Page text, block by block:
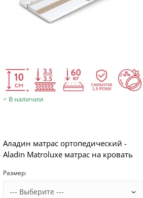
В наличии
Аладин матрас ортопедический -
Aladin Matroluxe матрас на кровать
Размер: